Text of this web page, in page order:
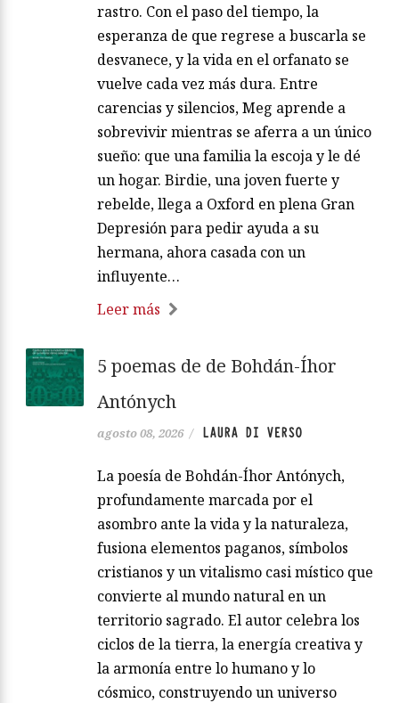
rastro. Con el paso del tiempo, la
esperanza de que regrese a buscarla se
desvanece, y la vida en el orfanato se
vuelve cada vez más dura. Entre
carencias y silencios, Meg aprende a
sobrevivir mientras se aferra a un único
sueño: que una familia la escoja y le dé
un hogar. Birdie, una joven fuerte y
rebelde, llega a Oxford en plena Gran
Depresión para pedir ayuda a su
hermana, ahora casada con un
influyente…
Leer más
5 poemas de de Bohdán-Íhor
Antónych
agosto 08, 2026 / LAURA DI VERSO
La poesía de Bohdán-Íhor Antónych,
profundamente marcada por el
asombro ante la vida y la naturaleza,
fusiona elementos paganos, símbolos
cristianos y un vitalismo casi místico que
convierte al mundo natural en un
territorio sagrado. El autor celebra los
ciclos de la tierra, la energía creativa y
la armonía entre lo humano y lo
cósmico, construyendo un universo